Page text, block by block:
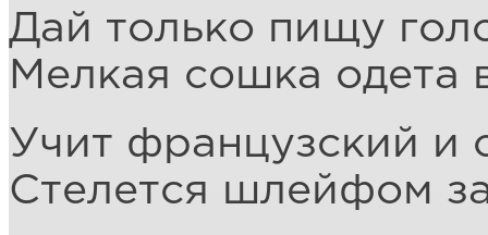
Дай только пищу
Мелкая сошка одета
Учит французский и
Стелется шлейфом